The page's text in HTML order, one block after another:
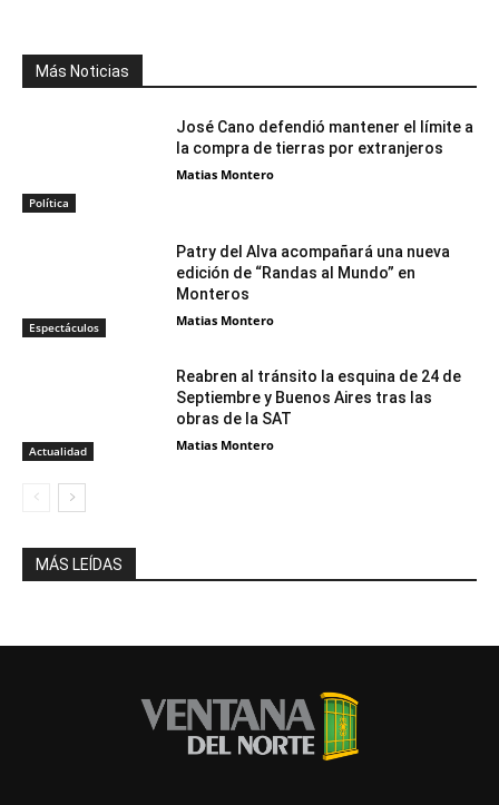
Más Noticias
Política
José Cano defendió mantener el límite a
la compra de tierras por extranjeros
Matias Montero
Espectáculos
Patry del Alva acompañará una nueva
edición de “Randas al Mundo” en
Monteros
Matias Montero
Actualidad
Reabren al tránsito la esquina de 24 de
Septiembre y Buenos Aires tras las
obras de la SAT
Matias Montero
MÁS LEÍDAS